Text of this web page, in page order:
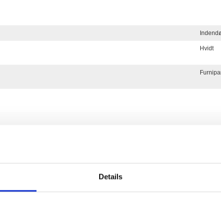
Details
Hvidt
Furnipart Møbelgreb - Mat sort - Model Carve
FP.2068